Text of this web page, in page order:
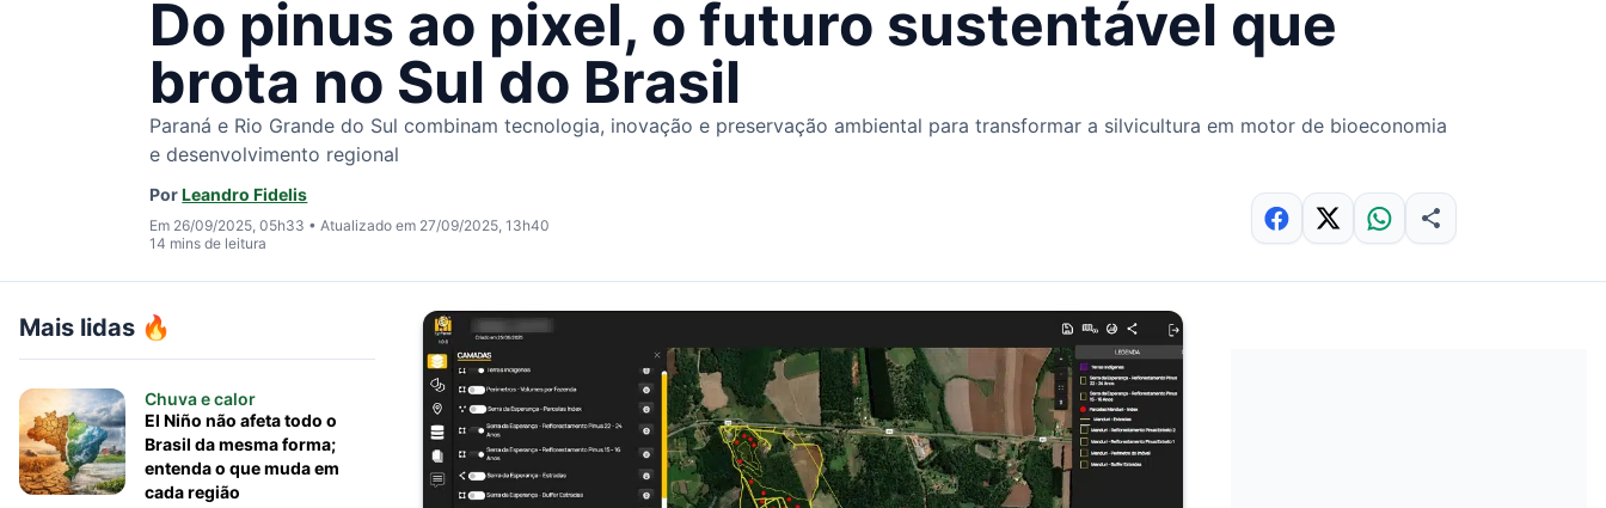
Do pinus ao pixel, o futuro sustentável que
brota no Sul do Brasil
Paraná e Rio Grande do Sul combinam tecnologia, inovação e preservação ambiental para transformar a silvicultura em motor de bioeconomia
e desenvolvimento regional
PorLeandro Fidelis
Em 26/09/2025, 05h33 • Atualizado em 27/09/2025, 13h40
14 mins de leitura
Mais lidas 🔥
Chuva e calor
El Niño não afeta todo o
Brasil da mesma forma;
entenda o que muda em
cada região